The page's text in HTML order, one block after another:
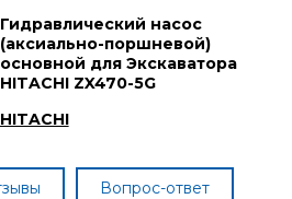
Гидравлический насос
(аксиально-поршневой)
основной для Экскаватора
HITACHI ZX470-5G
HITACHI
Вопрос-ответ